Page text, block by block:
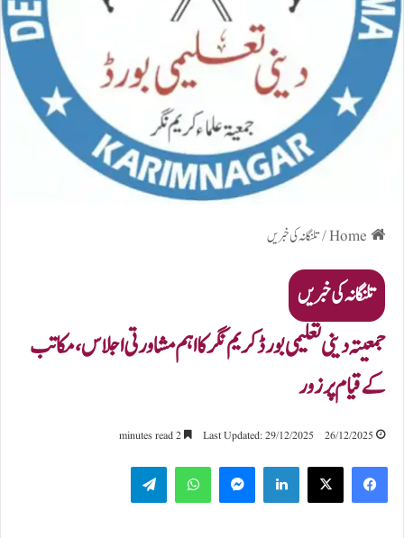
/تلنگانہ کی خبریں
تلنگانہ کی خبریں
جمعیتہ دینی تعلیمی بورڈ کریم نگر کا اہم مشاورتی اجلاس، مکاتب
کے قیام پر زور
26/12/2025
Last Updated: 29/12/2025
LinkedIn
WhatsApp